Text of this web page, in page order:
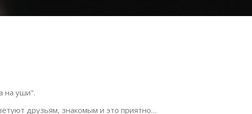
на уши".
друзьям, знакомым и это приятно…